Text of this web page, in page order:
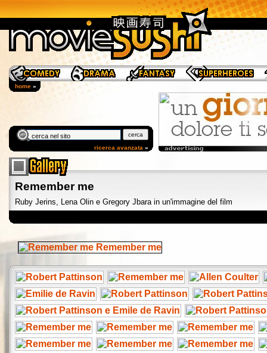
home »
Remember me
Ruby Jerins, Lena Olin e Gregory Jbara in un'immagine del film
ricerca avanzata »